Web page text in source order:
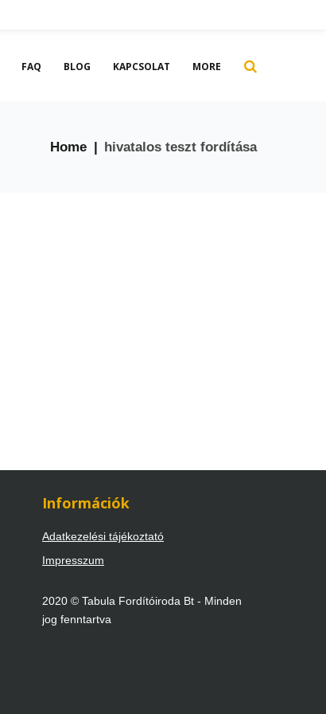
FAQ BLOG KAPCSOLAT MORE
Home hivatalos teszt fordítása
Információk
Adatkezelési tájékoztató
Impresszum
2020 © Tabula Fordítóiroda Bt - Minden
jog fenntartva